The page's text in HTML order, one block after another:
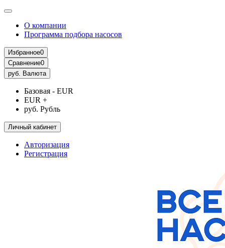
О компании
Программа подбора насосов
Избранное0
Сравнение0
руб. Валюта
Базовая - EUR
EUR +
руб. Рубль
Личный кабинет
Авторизация
Регистрация